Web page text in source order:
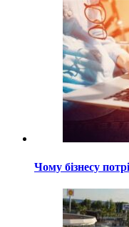
Чому бізнесу